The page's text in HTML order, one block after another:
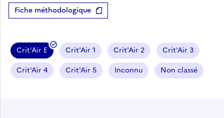
Fiche méthodologique
Crit'Air E Crit'Air 1 Crit'Air 2
Crit'Air 3
Crit'Air 4
Crit'Air 5 Inconnu Non classé